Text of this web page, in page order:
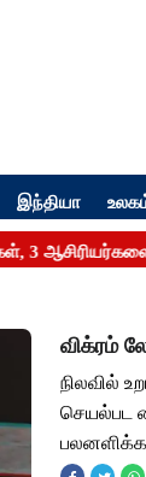
இந்தியா
விக்ரம்
நிலவில்
செயல்பட